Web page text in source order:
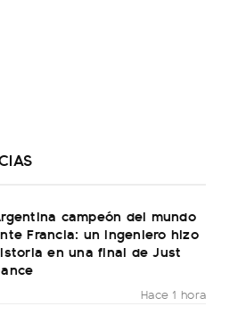
campeón del mundo
Francia: un ingeniero hizo
en una final de Just
Hace 1 hora